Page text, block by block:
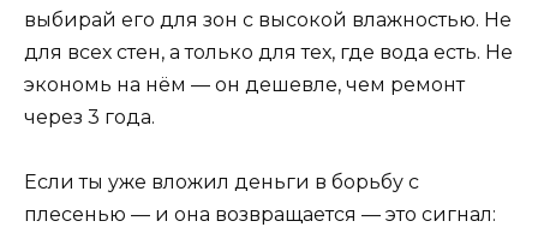
выбирай его для зон с высокой влажностью. Не
для всех стен, а только для тех, где вода есть. Не
экономь на нём — он дешевле, чем ремонт
через 3 года.
Если ты уже вложил деньги в борьбу с
плесенью — и она возвращается — это сигнал: